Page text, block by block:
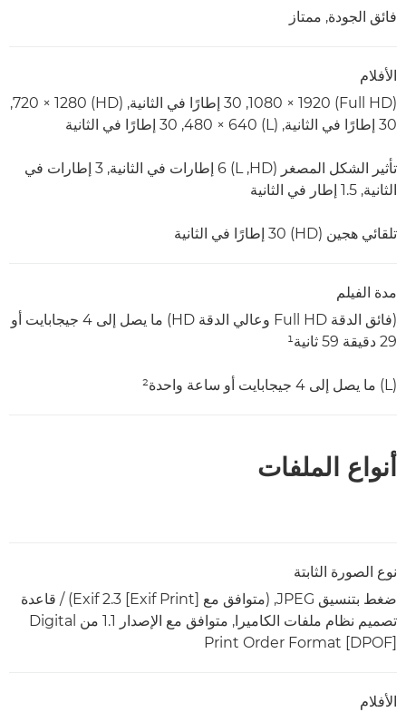
فائق الجودة, ممتاز
الأفلام
(Full HD) ‏1920 × 1080, 30 إطارًا في الثانية, (HD) ‏1280 × 720,
30 إطارًا في الثانية, (L) ‏640 × 480, 30 إطارًا في الثانية
تأثير الشكل المصغر (HD, ‏L) ‏6 إطارات في الثانية, 3 إطارات في
الثانية, 1.5 إطار في الثانية
تلقائي هجين (HD) ‏30 إطارًا في الثانية
مدة الفيلم
(فائق الدقة Full HD وعالي الدقة HD) ما يصل إلى 4 جيجابايت أو
29 دقيقة 59 ثانية¹
(L)‏ ما يصل إلى 4 جيجابايت أو ساعة واحدة²
أنواع الملفات
نوع الصورة الثابتة
ضغط بتنسيق JPEG,‏ (متوافق مع Exif‎ 2.3 [Exif Print]‎) / قاعدة
تصميم نظام ملفات الكاميرا, متوافق مع الإصدار 1.1 من Digital
Print Order Format [DPOF]‎
الأفلام